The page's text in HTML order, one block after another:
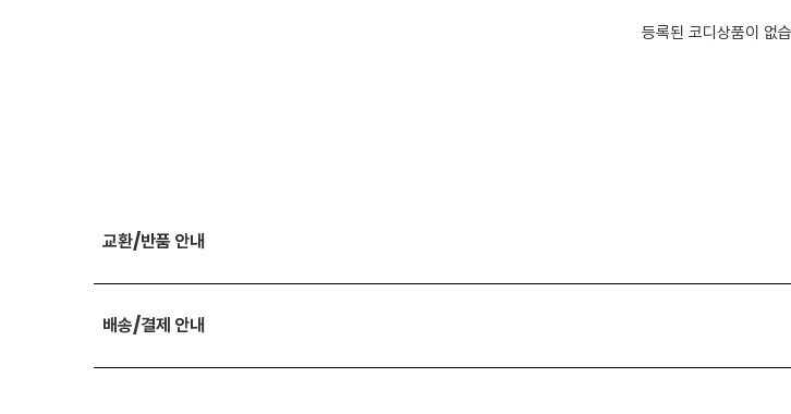
등록된 코디상품이 없
교환/반품 안내
배송/결제 안내